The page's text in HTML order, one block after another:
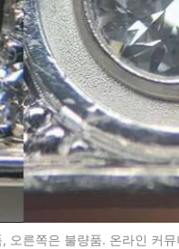
오른쪽은 불량품. 온라인 커뮤